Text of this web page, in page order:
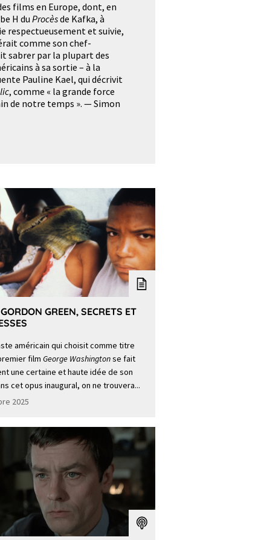
films en Europe, dont, en
H du Procèsde Kafka, à
respectueusement et suivie,
comme son chef-
sabrer par la plupart des
à sa sortie – à la
Pauline Kael, qui décrivit
, comme « la grande force
de notre temps ». — Simon
GREEN, SECRETS ET
américain qui choisit comme titre
filmGeorge Washingtonse fait
une certaine et haute idée de son
cet opus inaugural, on ne trouvera...
2025